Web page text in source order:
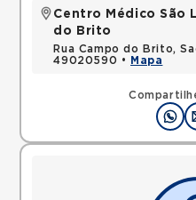
Centro Médico São
do Brito
Rua Campo do Brito,
49020590 •
Mapa